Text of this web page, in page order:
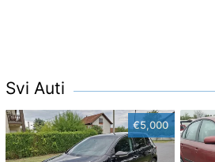
Svi Auti
€5,000